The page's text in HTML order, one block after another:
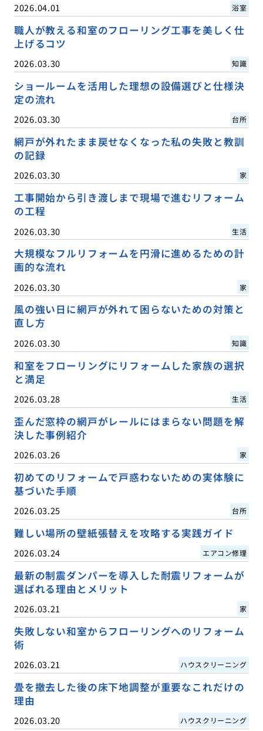
2026.04.01 浴室
職人が教える和室のフローリング工事を美しく仕
上げるコツ
2026.03.30 知識
ショールームを活用した理想の設備選びと仕様決
定の流れ
2026.03.30 台所
網戸が外れたまま戻せなくなった私の失敗と教訓
の記録
2026.03.30 家
工事開始から引き渡しまで現場で進むリフォーム
の工程
2026.03.30 生活
大規模なフルリフォームを円滑に進めるための計
画的な流れ
2026.03.30 家
風の強い日に網戸が外れて困らないための対策と
直し方
2026.03.30 知識
和室をフローリングにリフォームした家族の選択
と満足
2026.03.28 生活
歪んだ窓枠の網戸がレールにはまらない問題を解
決した事例紹介
2026.03.26 家
初めてのリフォームで戸惑わないための実体験に
基づいた手順
2026.03.25 台所
難しい場所の壁紙張替えを攻略する実践ガイド
2026.03.24 エアコン修理
最新の制震ダンパーを導入した耐震リフォームが
選ばれる理由とメリット
2026.03.21 家
失敗しない和室からフローリングへのリフォーム
術
2026.03.21 ハウスクリーニング
畳を撤去した後の床下地調整が重要なこれだけの
理由
2026.03.20 ハウスクリーニング